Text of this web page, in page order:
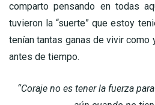
comparto pensando en todas
tuvieron la “suerte” que estoy
tenían tantas ganas de vivir
antes de tiempo.
“Coraje no es tener la fuerza